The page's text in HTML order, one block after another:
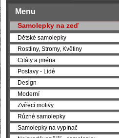
Menu
Samolepky na zeď
Dětské samolepky
Rostliny, Stromy, Květiny
Citáty a jména
Postavy - Lidé
Design
Moderní
Zvířecí motivy
Různé samolepky
Samolepky na vypínač